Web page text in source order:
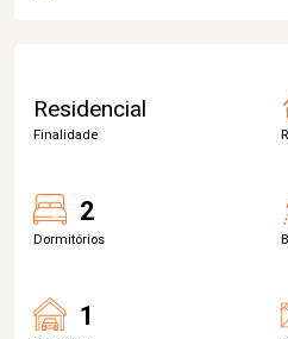
Residencial
Finalidade
2
Dormitórios
1